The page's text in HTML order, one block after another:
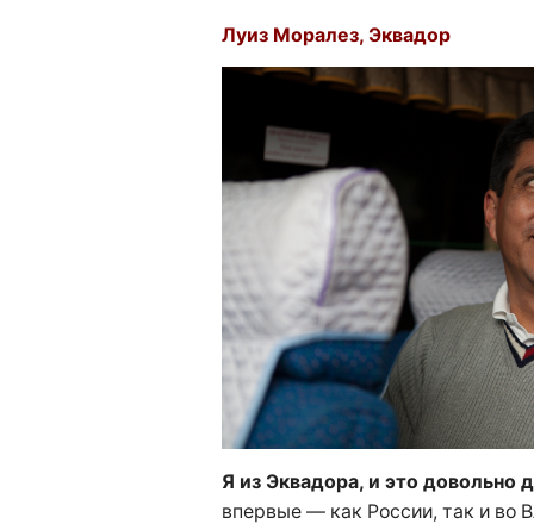
Луиз Моралез, Эквадор
Я из Эквадора, и это довольно
впервые — как России, так и во